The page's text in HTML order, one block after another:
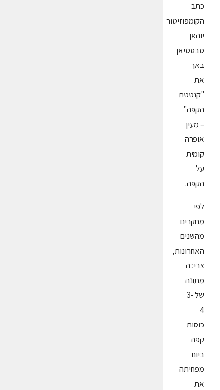
כתב
הקומפוזיטור
יוהאן
סבסטיאן
באך
את
"קנטטת
הקפה"
– מעין
אופרה
קומית
על
הקפה.
לפי
מחקרים
מהשנים
האחרונות,
צריכה
מתונה
של 3-
4
כוסות
קפה
ביום
מפחיתה
את